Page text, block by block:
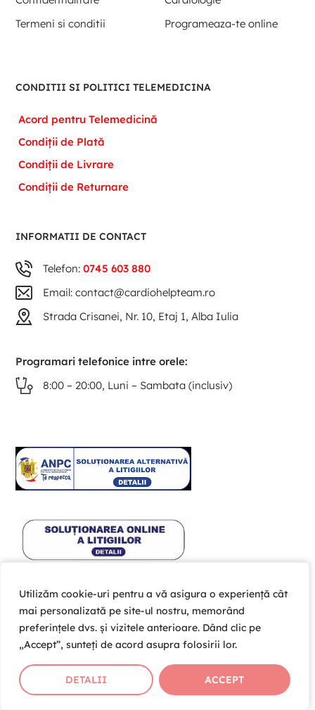
Utilizăm cookie-uri pentru a vă asigura o experiență cât
mai personalizată pe site-ul nostru, memorând
preferințele dvs. și vizitele anterioare. Dând clic pe
„Accept”, sunteți de acord asupra folosirii lor.
DETALII ACCEPT
Utilizăm cookie-uri pentru a vă asigura o experiență cât
mai personalizată pe site-ul nostru, memorând
preferințele dvs. și vizitele anterioare. Dând clic pe
„Accept”, sunteți de acord asupra folosirii lor.
DETALII ACCEPT
Termeni si conditii
Programeaza-te online
CONDITII SI POLITICI TELEMEDICINA
Acord pentru Telemedicină
Condiții de Plată
Condiții de Livrare
Condiții de Returnare
INFORMATII DE CONTACT
Telefon:0745 603 880
Email: contact@cardiohelpteam.ro
Strada Crisanei, Nr. 10, Etaj 1, Alba Iulia
Programari telefonice intre orele:
8:00 – 20:00, Luni – Sambata (inclusiv)
Copyright © 2026 Cardio Help Team SRL , CUI 39203981 ,